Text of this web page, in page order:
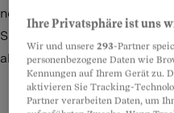
nochmals aufkochen und gut
Schimmelsporen werden
abgetötet.Bild: Getty Images
Ihre Privatsphäre ist uns
Wir und unsere293-Partner
personenbezogene Daten wie
Kennungen auf Ihrem Gerät zu.
aktivieren Sie Tracking-
Partner verarbeiten Daten, um